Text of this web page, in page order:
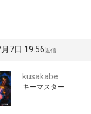
7日 19:56返信
kusakabe
キーマスター